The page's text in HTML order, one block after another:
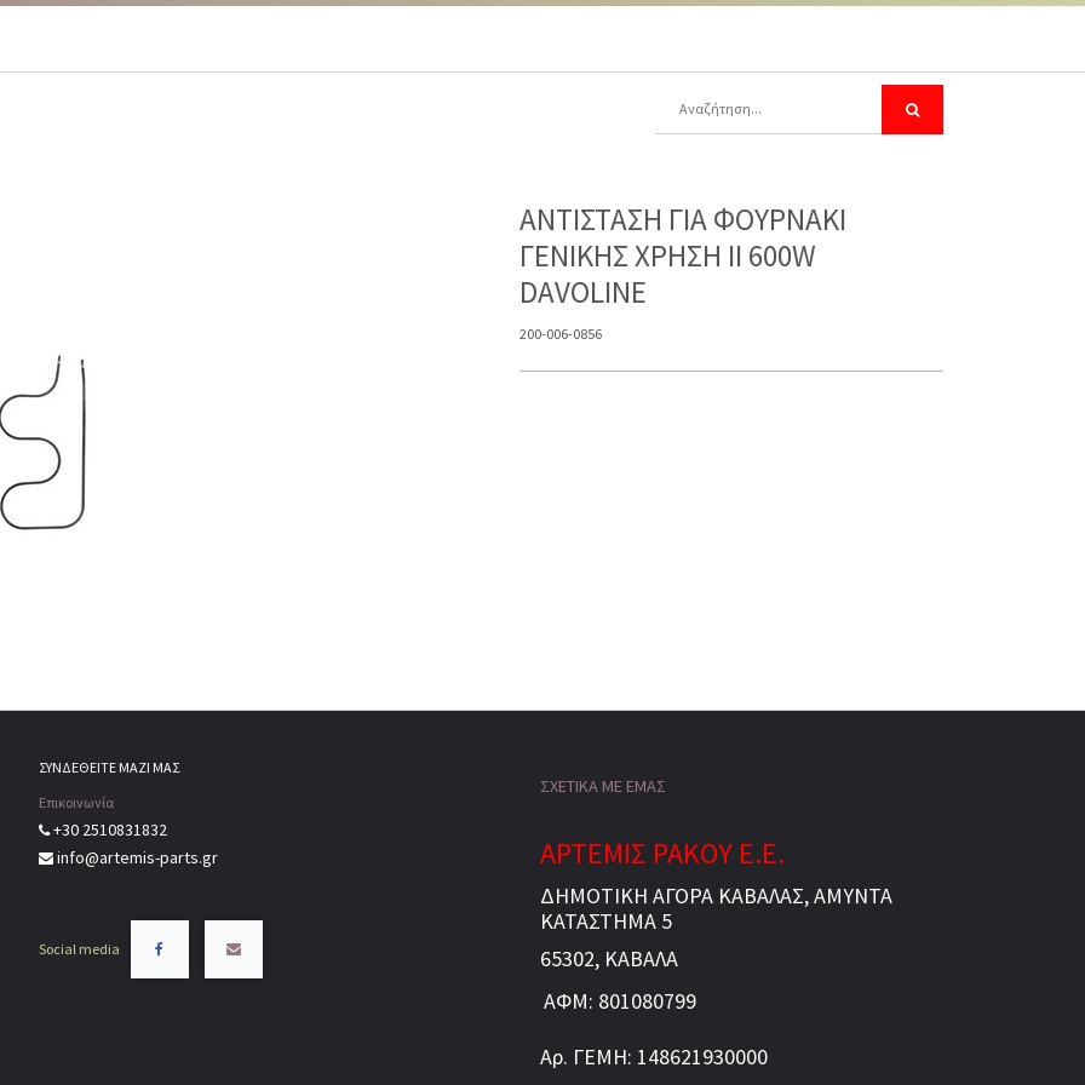
ΑΝΤΙΣΤΑΣΗ ΓΙΑ ΦΟΥΡΝΑΚΙ
ΓΕΝΙΚΗΣ ΧΡΗΣΗ II 600W
DAVOLINE
200-006-0856
ΣΥΝΔΕΘΕΙΤΕ ΜΑΖΙ ΜΑΣ
Επικοινωνία
+30 2510831832
info@artemis-parts.gr
Social media
ΣΧΕΤΙΚΑ ΜΕ ΕΜΑΣ
ΑΡΤΕΜΙΣ ΡΑΚΟΥ Ε.Ε.
ΔΗΜΟΤΙΚΗ ΑΓΟΡΑ ΚΑΒΑΛΑΣ, ΑΜΥΝΤΑ
ΚΑΤΑΣΤΗΜΑ 5
65302, ΚΑΒΑΛΑ
ΑΦΜ: 801080799
Αρ. ΓΕΜΗ: 148621930000